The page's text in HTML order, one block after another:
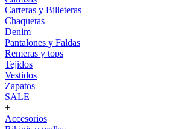
Carteras y Billeteras
Chaquetas
Denim
Pantalones y Faldas
Remeras y tops
Tejidos
Vestidos
Zapatos
SALE
+
Accesorios